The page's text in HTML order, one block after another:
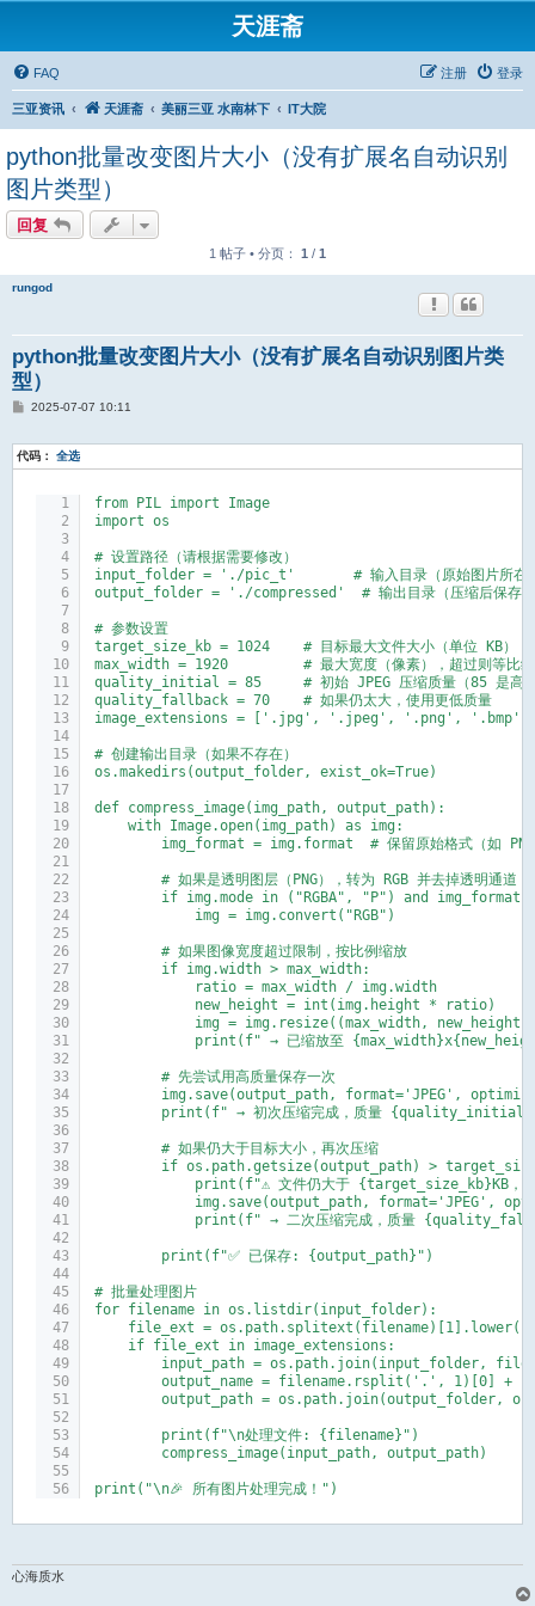
天涯斋
FAQ 登录
注册
三亚资讯 天涯斋 美丽三亚 水南林下 IT大院
python批量改变图片大小（没有扩展名自动识别
图片类型）
回复
1 帖子 • 分页： 1 / 1
rungod
python批量改变图片大小（没有扩展名自动识别图片类
型）
帖
2025-07-07 10:11
代码： 全选
from PIL import Image
import os
# 设置路径（请根据需要修改）
input_folder = './pic_t'       # 输入目录（原始图片所在
output_folder = './compressed'  # 输出目录（压缩后保存位
# 参数设置
target_size_kb = 1024    # 目标最大文件大小（单位 KB）
max_width = 1920         # 最大宽度（像素），超过则等比
quality_initial = 85     # 初始 JPEG 压缩质量（85 是高
quality_fallback = 70    # 如果仍太大，使用更低质量
image_extensions = ['.jpg', '.jpeg', '.png', '.bmp',
# 创建输出目录（如果不存在）
os.makedirs(output_folder, exist_ok=True)
def compress_image(img_path, output_path):
    with Image.open(img_path) as img:
img_format = img.format  # 保留原始格式（如
        # 如果是透明图层（PNG），转为 RGB 并去掉透明通道
if img.mode in ("RGBA", "P") and img_format
            img = img.convert("RGB")
        # 如果图像宽度超过限制，按比例缩放
        if img.width > max_width:
            ratio = max_width / img.width
            new_height = int(img.height * ratio)
img = img.resize((max_width,
print(f" → 已缩放至
        # 先尝试用高质量保存一次
img.save(output_path, format='JPEG',
print(f" → 初次压缩完成，质量
        # 如果仍大于目标大小，再次压缩
if os.path.getsize(output_path) >
print(f"⚠️ 文件仍大于 {target_size_kb}KB，
img.save(output_path, format='JPEG',
print(f" → 二次压缩完成，质量
        print(f"✅ 已保存: {output_path}")
# 批量处理图片
for filename in os.listdir(input_folder):
    file_ext = os.path.splitext(filename)[1].lower()
    if file_ext in image_extensions:
input_path = os.path.join(input_folder,
output_name = filename.rsplit('.', 1)[0] +
output_path = os.path.join(output_folder,
        print(f"\n处理文件: {filename}")
        compress_image(input_path, output_path)
print("\n🎉 所有图片处理完成！")
心海质水